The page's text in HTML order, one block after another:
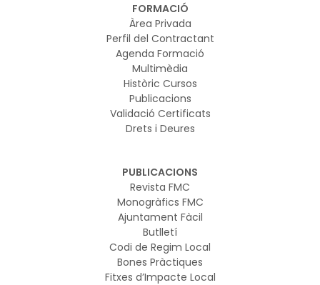
FORMACIÓ
Àrea Privada
Perfil del Contractant
Agenda Formació
Multimèdia
Històric Cursos
Publicacions
Validació Certificats
Drets i Deures
PUBLICACIONS
Revista FMC
Monogràfics FMC
Ajuntament Fàcil
Butlletí
Codi de Regim Local
Bones Pràctiques
Fitxes d’Impacte Local